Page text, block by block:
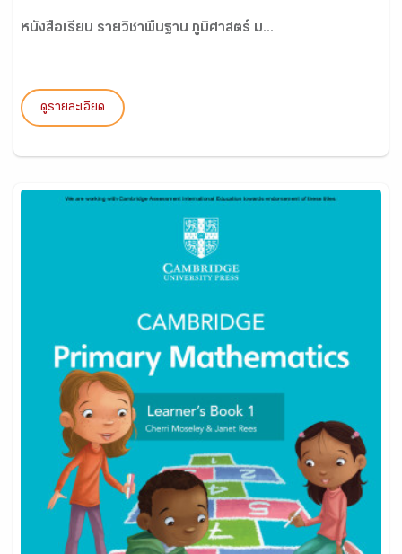
หนังสือเรียน รายวิชาพื้นฐาน ภูมิศาสตร์ ม...
ดูรายละเอียด